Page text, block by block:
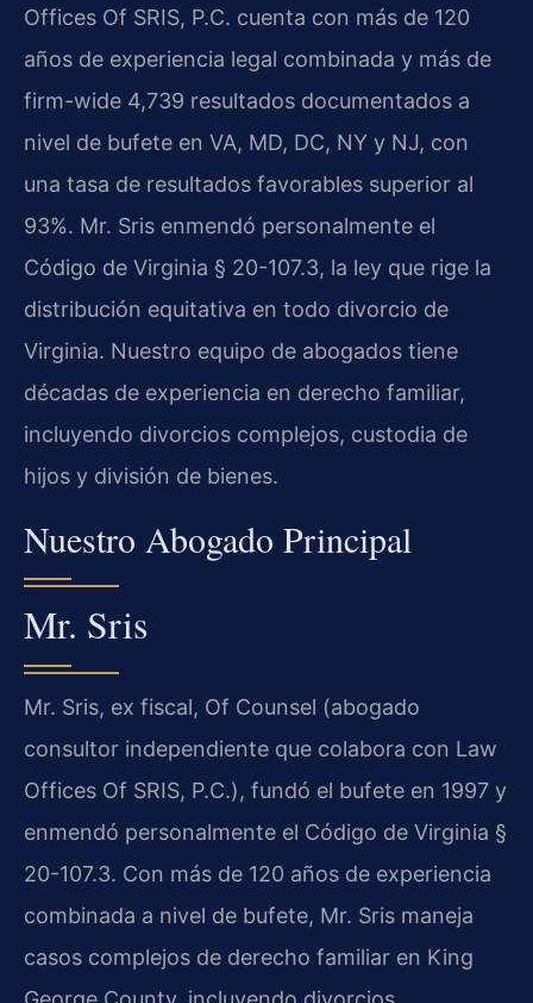
Offices Of SRIS, P.C. cuenta con más de 120
años de experiencia legal combinada y más de
firm-wide 4,739 resultados documentados a
nivel de bufete en VA, MD, DC, NY y NJ, con
una tasa de resultados favorables superior al
93%. Mr. Sris enmendó personalmente el
Código de Virginia § 20-107.3, la ley que rige la
distribución equitativa en todo divorcio de
Virginia. Nuestro equipo de abogados tiene
décadas de experiencia en derecho familiar,
incluyendo divorcios complejos, custodia de
hijos y división de bienes.
Nuestro Abogado Principal
Mr. Sris
Mr. Sris, ex fiscal, Of Counsel (abogado
consultor independiente que colabora con Law
Offices Of SRIS, P.C.), fundó el bufete en 1997 y
enmendó personalmente el Código de Virginia §
20-107.3. Con más de 120 años de experiencia
combinada a nivel de bufete, Mr. Sris maneja
casos complejos de derecho familiar en King